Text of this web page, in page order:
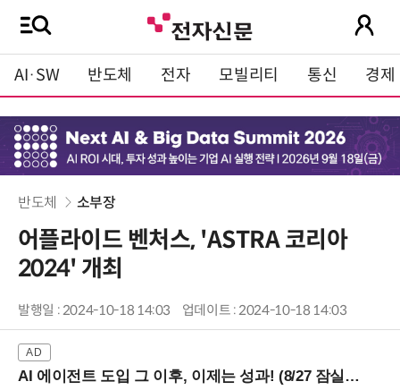
AI·SW 반도체 전자 모빌리티 통신 경제
반도체 소부장
어플라이드 벤처스, 'ASTRA 코리아
2024' 개최
발행일 : 2024-10-18 14:03 업데이트 : 2024-10-18 14:03
AI 에이전트 도입 그 이후, 이제는 성과! (8/27 잠실역)